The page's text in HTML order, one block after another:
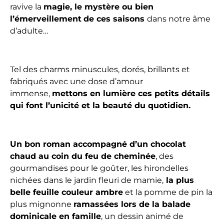
ravive la magie, le mystère ou bien
l’émerveillement de ces saisons dans notre âme
d’adulte…
Tel des charms minuscules, dorés, brillants et
fabriqués avec une dose d’amour
immense, mettons en lumière ces petits détails
qui font l’unicité et la beauté du quotidien.
Un bon roman accompagné d’un chocolat
chaud au coin du feu de cheminée, des
gourmandises pour le goûter, les hirondelles
nichées dans le jardin fleuri de mamie, la plus
belle feuille couleur ambre et la pomme de pin la
plus mignonne ramassées lors de la balade
dominicale en famille, un dessin animé de